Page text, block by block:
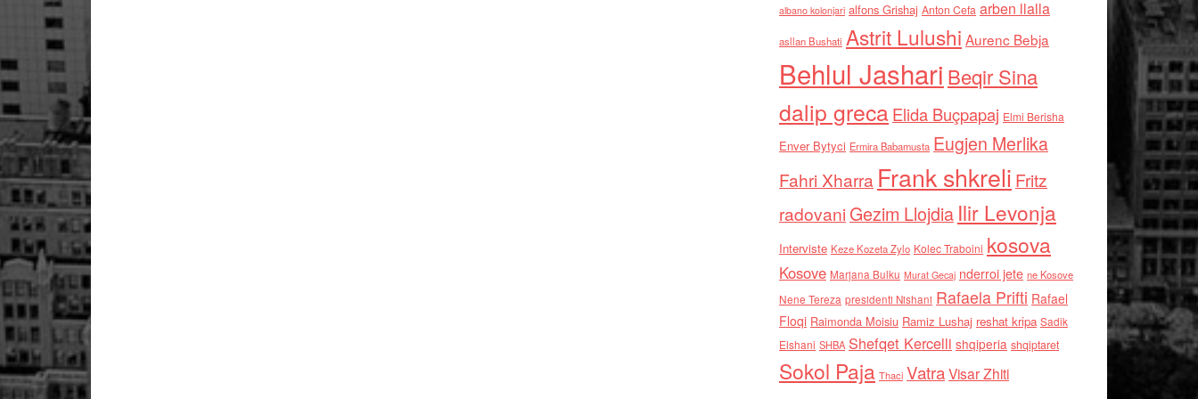
albano kolonjari alfons Grishaj Anton Cefa arben llalla
asllan Bushati Astrit Lulushi Aurenc Bebja
Behlul Jashari Beqir Sina
dalip grecaElida Buçpapaj Elmi Berisha
Enver Bytyci Ermira Babamusta Eugjen Merlika
Fahri Xharra Frank shkreli Fritz
radovaniGezim Llojdia Ilir Levonja
Interviste Keze Kozeta Zylo Kolec Traboini kosova
Kosove Marjana Bulku Murat Gecaj nderroi jete ne Kosove
Nene Tereza presidenti Nishani Rafaela Prifti Rafael
Floqi Raimonda Moisiu Ramiz Lushaj reshat kripa Sadik
Elshani SHBA Shefqet Kercelli shqiperia shqiptaret
Sokol Paja Thaci VatraVisar Zhiti